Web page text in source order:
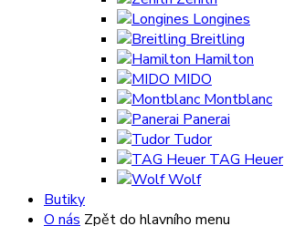
Longines
Breitling
Hamilton
MIDO
Montblanc
Panerai
Tudor
TAG Heuer
Wolf
Butiky
O nás Zpět do hlavního menu